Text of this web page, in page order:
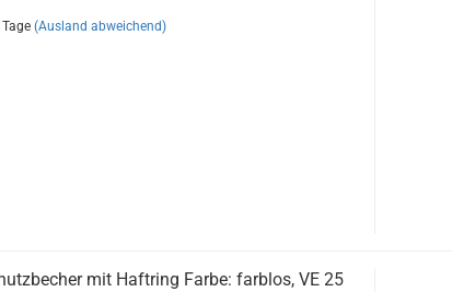
(Ausland abweichend)
mit Haftring Farbe: farblos, VE 25